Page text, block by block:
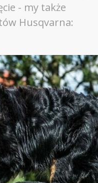
- my także
Husqvarna: